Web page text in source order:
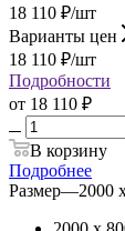
18 110 ₽/шт
Варианты цен
18 110 ₽/шт
Подробности
от 18 110 ₽
В корзину
Подробнее
Размер—2000